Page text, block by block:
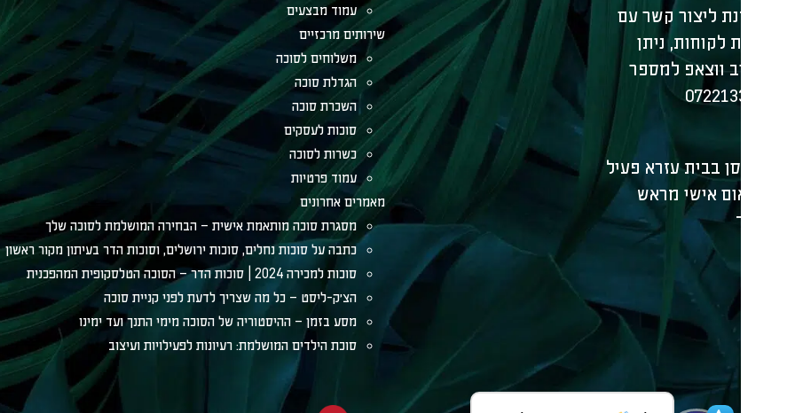
ליצור קשר עם
לקוחות, ניתן
ווצאפ למספר
בבית עזרא פעיל
אישי מראש
עמוד מבצעים
שירותים מרכזיים
משלוחים לסוכה
הגדלת סוכה
השכרת סוכה
סוכות לעסקים
כשרות לסוכה
עמוד פרטיות
מאמרים אחרונים
מסגרת סוכה מותאמת אישית – הבחירה המושלמת לסוכה שלך
כתבה על סוכות נחלים, סוכות ירושלים, וסוכות הדר בעיתון מקור ראשון
סוכות למכירה 2024 | סוכות הדר – הסוכה הטלסקופית המהפכנית
הצ׳ק-ליסט – כל מה שצריך לדעת לפני קניית סוכה
מסע בזמן – ההיסטוריה של הסוכה מימי התנך ועד ימינו
סוכת הילדים המושלמת: רעיונות לפעילויות ועיצוב